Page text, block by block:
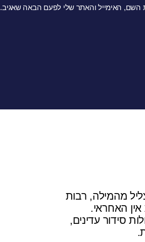
השם, האימייל והאתר שלי לפעם הבאה שאגיב.
מהמילה, רבות
אין האחראי.
סידור עדינים,